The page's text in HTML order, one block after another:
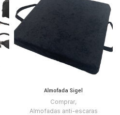
Almofada Sigel
Comprar,
Almofadas anti-escaras